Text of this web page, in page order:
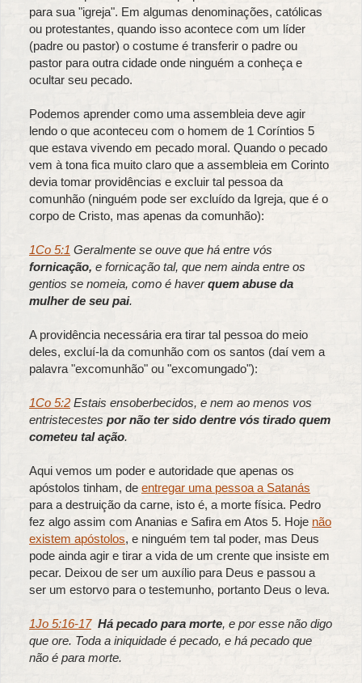
para sua "igreja". Em algumas denominações, católicas
ou protestantes, quando isso acontece com um líder
(padre ou pastor) o costume é transferir o padre ou
pastor para outra cidade onde ninguém a conheça e
ocultar seu pecado.
Podemos aprender como uma assembleia deve agir
lendo o que aconteceu com o homem de 1 Coríntios 5
que estava vivendo em pecado moral. Quando o pecado
vem à tona fica muito claro que a assembleia em Corinto
devia tomar providências e excluir tal pessoa da
comunhão (ninguém pode ser excluído da Igreja, que é o
corpo de Cristo, mas apenas da comunhão):
1Co 5:1 Geralmente se ouve que há entre vós
fornicação, e fornicação tal, que nem ainda entre os
gentios se nomeia, como é haverquem abuse da
mulher de seu pai.
A providência necessária era tirar tal pessoa do meio
deles, excluí-la da comunhão com os santos (daí vem a
palavra "excomunhão" ou "excomungado"):
1Co 5:2 Estais ensoberbecidos, e nem ao menos vos
entristecestes por não ter sido dentre vós tirado quem
cometeu tal ação.
Aqui vemos um poder e autoridade que apenas os
apóstolos tinham, de entregar uma pessoa a Satanás
para a destruição da carne, isto é, a morte física. Pedro
fez algo assim com Ananias e Safira em Atos 5. Hoje não
existem apóstolos, e ninguém tem tal poder, mas Deus
pode ainda agir e tirar a vida de um crente que insiste em
pecar. Deixou de ser um auxílio para Deus e passou a
ser um estorvo para o testemunho, portanto Deus o leva.
1Jo 5:16-17 Há pecado para morte, e por esse não digo
que ore. Toda a iniquidade é pecado, e há pecado que
não é para morte.